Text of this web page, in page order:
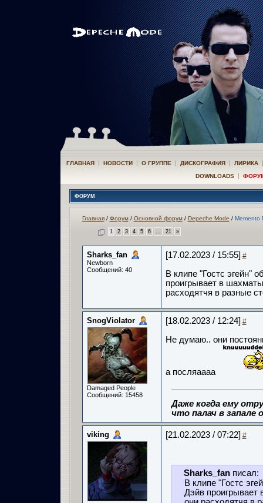
ГЛАВНАЯ | НОВОСТИ | О ГРУППЕ | ДИСКОГРАФИЯ | ЛИРИКА
DOWNLOADS |
ФОРУМ
Главная/ Форум/ Основной форум/ Depeche Mode / Memento
1 2 3 4 5 6 ... 21 »
Sharks_fan
Newborn
Сообщений: 40
[17.02.2023 / 15:55] #
В клипе "Гостс эгейн"
проигрывает в
расходятчя в разные
SnogViolator
Damaged People
Сообщений: 15458
[18.02.2023 / 12:24] #
Не думаю.. они
а посляаааа
Даже когда ему
что палач в запале
viking [21.02.2023 / 07:22] #
Sharks_fanписал:
В клипе "Гостс
Дэйв проигрывает